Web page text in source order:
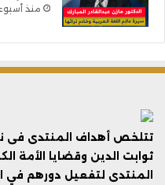
منذ
تتلخص أهداف المنتدى فى
ثوابت الدين وقضايا الأمة
المنتدى لتفعيل دورهم في